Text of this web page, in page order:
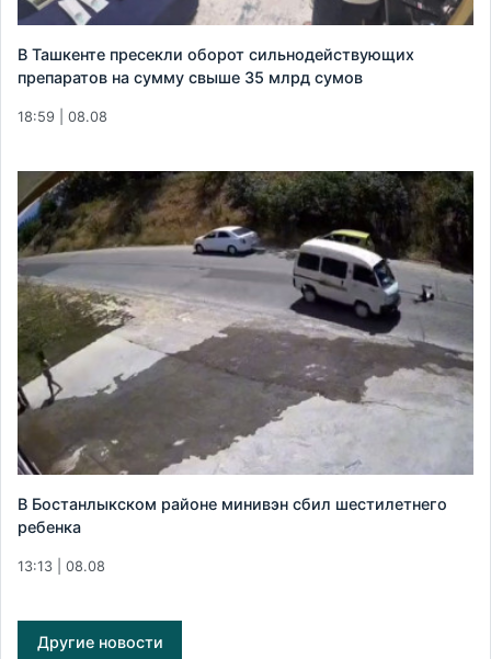
В Ташкенте пресекли оборот сильнодействующих
препаратов на сумму свыше 35 млрд сумов
18:59 | 08.08
В Бостанлыкском районе минивэн сбил шестилетнего
ребенка
13:13 | 08.08
Другие новости